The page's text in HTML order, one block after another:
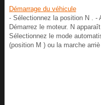
Démarrage du véhicule
- Sélectionnez la position N . -
Démarrez le moteur. N
Sélectionnez le mode
(position M ) ou la marche arriè